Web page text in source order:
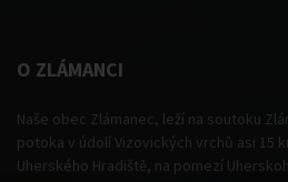
O ZLÁMANCI
Naše obec Zlámanec, leží na soutoku
potoka v údolí Vizovických vrchů asi 15
Uherského Hradiště, na pomezí